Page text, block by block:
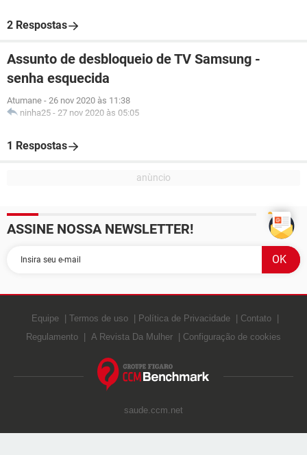
2 Respostas
Assunto de desbloqueio de TV Samsung -
senha esquecida
Atumane - 26 nov 2020 às 11:38
ninha25 - 27 nov 2020 às 05:05
1 Respostas
ASSINE NOSSA NEWSLETTER!
Equipe Termos de uso Política de Privacidade
Contato
Regulamento
A Revista Da Mulher Configuração de cookies
saude.ccm.net